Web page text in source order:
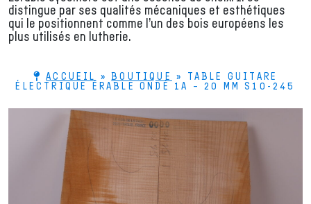
distingue par ses qualités mécaniques et esthétiques
qui le positionnent comme l’un des bois européens les
plus utilisés en lutherie.
ACCUEIL »BOUTIQUE » TABLE GUITARE
ÉLECTRIQUE ÉRABLE ONDÉ 1A – 20 MM S10-245